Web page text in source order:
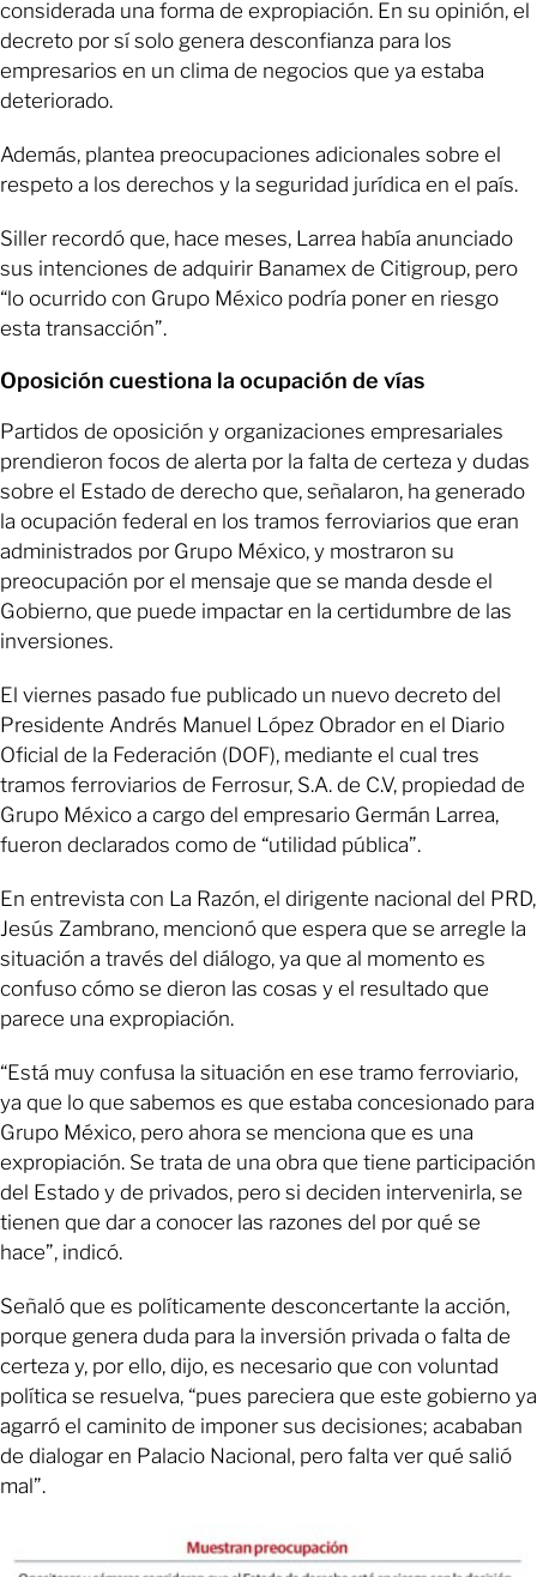
considerada una forma de expropiación. En su opinión, el
decreto por sí solo genera desconfianza para los
empresarios en un clima de negocios que ya estaba
deteriorado.
Además, plantea preocupaciones adicionales sobre el
respeto a los derechos y la seguridad jurídica en el país.
Siller recordó que, hace meses, Larrea había anunciado
sus intenciones de adquirir Banamex de Citigroup, pero
“lo ocurrido con Grupo México podría poner en riesgo
esta transacción”.
Oposición cuestiona la ocupación de vías
Partidos de oposición y organizaciones empresariales
prendieron focos de alerta por la falta de certeza y dudas
sobre el Estado de derecho que, señalaron, ha generado
la ocupación federal en los tramos ferroviarios que eran
administrados por Grupo México, y mostraron su
preocupación por el mensaje que se manda desde el
Gobierno, que puede impactar en la certidumbre de las
inversiones.
El viernes pasado fue publicado un nuevo decreto del
Presidente Andrés Manuel López Obrador en el Diario
Oficial de la Federación (DOF), mediante el cual tres
tramos ferroviarios de Ferrosur, S.A. de C.V, propiedad de
Grupo México a cargo del empresario Germán Larrea,
fueron declarados como de “utilidad pública”.
En entrevista con La Razón, el dirigente nacional del PRD,
Jesús Zambrano, mencionó que espera que se arregle la
situación a través del diálogo, ya que al momento es
confuso cómo se dieron las cosas y el resultado que
parece una expropiación.
“Está muy confusa la situación en ese tramo ferroviario,
ya que lo que sabemos es que estaba concesionado para
Grupo México, pero ahora se menciona que es una
expropiación. Se trata de una obra que tiene participación
del Estado y de privados, pero si deciden intervenirla, se
tienen que dar a conocer las razones del por qué se
hace”, indicó.
Señaló que es políticamente desconcertante la acción,
porque genera duda para la inversión privada o falta de
certeza y, por ello, dijo, es necesario que con voluntad
política se resuelva, “pues pareciera que este gobierno ya
agarró el caminito de imponer sus decisiones; acababan
de dialogar en Palacio Nacional, pero falta ver qué salió
mal”.